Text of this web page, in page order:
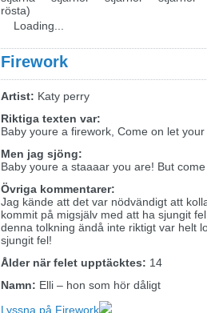
rösta)
Loading...
Firework
Artist: Katy perry
Riktiga texten var:
Baby youre a firework, Come on let
Men jag sjöng:
Baby youre a staaaar you are! But
Övriga kommentarer:
Jag kände att det var nödvändigt att
kommit på migsjälv med att ha sjungit
denna tolkning ändå inte riktigt var helt
sjungit fel!
Ålder när felet upptäcktes: 14
Namn: Elli – hon som hör dåligt
Lyssna på Firework